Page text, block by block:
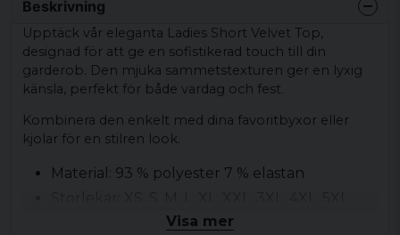
Beskrivning
Upptäck vår eleganta Ladies Short Velvet Top,
designad för att ge en sofistikerad touch till din
garderob. Den mjuka sammetstexturen ger en lyxig
känsla, perfekt för både vardag och fest.
Kombinera den enkelt med dina favoritbyxor eller
kjolar för en stilren look.
Material: 93 % polyester 7 % elastan
Färger: puderblåVisa mer